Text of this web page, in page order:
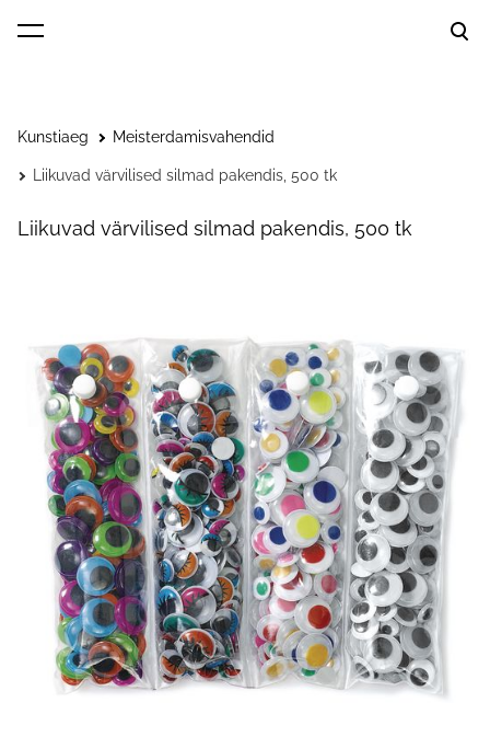
lisati ostukorvi.
Kunstiaeg Meisterdamisvahendid
Liikuvad värvilised silmad pakendis, 500 tk
Liikuvad värvilised silmad pakendis, 500 tk